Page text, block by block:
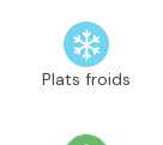
Plats froids